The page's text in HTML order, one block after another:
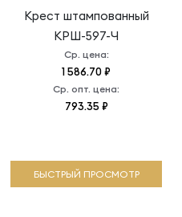
Крест штампованный
КРШ-597-Ч
Ср. цена:
1 586.70 ₽
Ср. опт. цена:
793.35 ₽
БЫСТРЫЙ ПРОСМОТР